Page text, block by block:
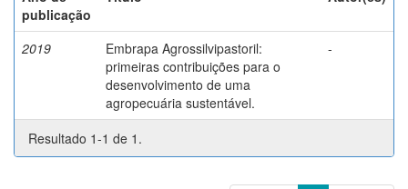
publicação
2019
Embrapa Agrossilvipastoril:
primeiras contribuições para o
desenvolvimento de uma
agropecuária sustentável.
-
Resultado 1-1 de 1.